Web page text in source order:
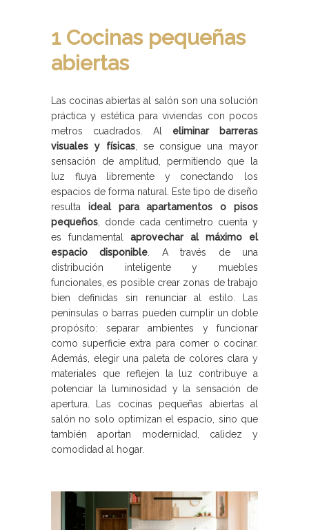
1 Cocinas pequeñas
abiertas
Las cocinas abiertas al salón son una solución
práctica y estética para viviendas con pocos
metros cuadrados. Al eliminar barreras
visuales y físicas, se consigue una mayor
sensación de amplitud, permitiendo que la
luz fluya libremente y conectando los
espacios de forma natural. Este tipo de diseño
resulta ideal para apartamentos o pisos
pequeños , donde cada centímetro cuenta y
es fundamental aprovechar al máximo el
espacio disponible . A través de una
distribución inteligente y muebles
funcionales, es posible crear zonas de trabajo
bien definidas sin renunciar al estilo. Las
penínsulas o barras pueden cumplir un doble
propósito: separar ambientes y funcionar
como superficie extra para comer o cocinar.
Además, elegir una paleta de colores clara y
materiales que reflejen la luz contribuye a
potenciar la luminosidad y la sensación de
apertura. Las cocinas pequeñas abiertas al
salón no solo optimizan el espacio, sino que
también aportan modernidad, calidez y
comodidad al hogar.